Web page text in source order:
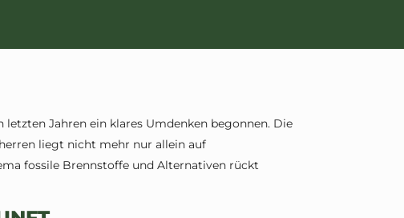
Jahren ein klares Umdenken begonnen. Die
liegt nicht mehr nur allein auf
fossile Brennstoffe und Alternativen rückt